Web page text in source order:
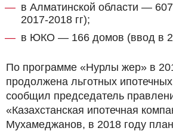
в Алматинской области —
2017-2018 гг);
в ЮКО — 166 домов (ввод в
По программе «Нурлы жер» в
продолжена льготных
сообщил председатель
«Казахстанская ипотечная
Мухамеджанов, в 2018 году